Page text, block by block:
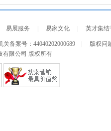
易展服务 易家文化 英才集结
关备案号： 44040202000689
版权问
有限公司 版权所有